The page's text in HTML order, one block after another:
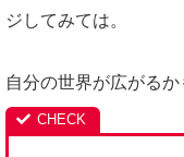
ジしてみては。
自分の世界が広がるか